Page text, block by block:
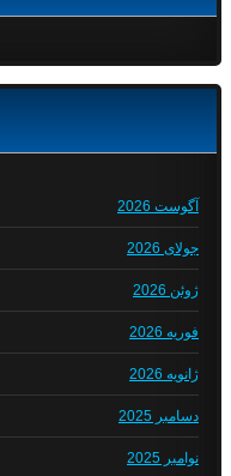
آگوست 2026
جولای 2026
ژوئن 2026
فوریه 2026
ژانویه 2026
دسامبر 2025
نوامبر 2025